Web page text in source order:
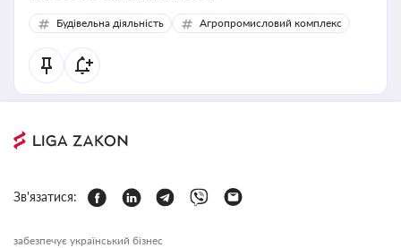
Будівельна діяльність Агропромисловий комплекс
Зв'язатися:
забезпечує український бізнес